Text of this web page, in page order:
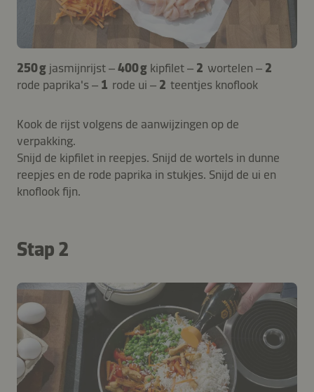
250 g jasmijnrijst –400 g kipfilet – 2 wortelen – 2
rode paprika's – 1 rode ui – 2 teentjes knoflook
Kook de rijst volgens de aanwijzingen op de
verpakking.
Snijd de kipfilet in reepjes. Snijd de wortels in dunne
reepjes en de rode paprika in stukjes. Snijd de ui en
knoflook fijn.
Stap 2